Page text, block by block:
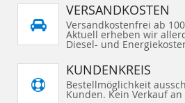
VERSANDKOSTEN
Versandkostenfrei ab
Aktuell erheben wir
Diesel- und
KUNDENKREIS
Bestellmöglichkeit
Kunden. Kein Verkauf